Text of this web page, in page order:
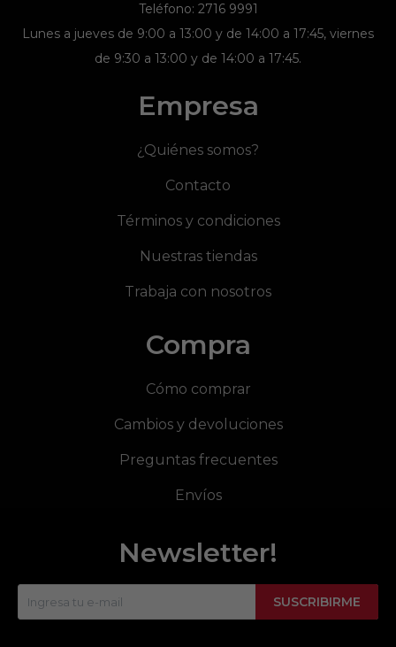
Teléfono: 2716 9991
Lunes a jueves de 9:00 a 13:00 y de 14:00 a 17:45, viernes
de 9:30 a 13:00 y de 14:00 a 17:45.
Empresa
¿Quiénes somos?
Contacto
Términos y condiciones
Nuestras tiendas
Trabaja con nosotros
Compra
Cómo comprar
Cambios y devoluciones
Preguntas frecuentes
Envíos
Newsletter!
SUSCRIBIRME